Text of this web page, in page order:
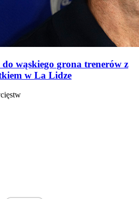
do wąskiego grona trenerów z
w La Lidze